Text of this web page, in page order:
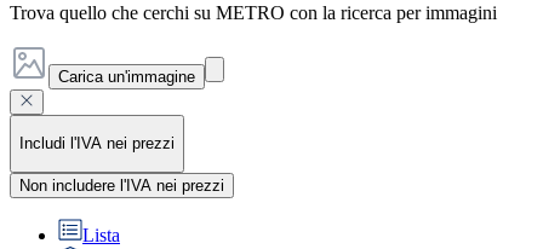
Trova quello che cerchi su METRO con la ricerca per immagini
Carica un'immagine
Includi l'IVA nei prezzi
Non includere l'IVA nei prezzi
Lista